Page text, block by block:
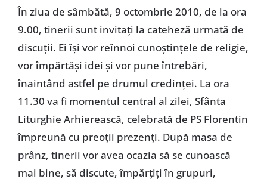
În ziua de sâmbătă, 9 octombrie 2010, de la ora
9.00, tinerii sunt invitaţi la cateheză urmată de
discuţii. Ei îşi vor reînnoi cunoştinţele de religie,
vor împărtăşi idei şi vor pune întrebări,
înaintând astfel pe drumul credinţei. La ora
11.30 va fi momentul central al zilei, Sfânta
Liturghie Arhierească, celebrată de PS Florentin
împreună cu preoţii prezenţi. După masa de
prânz, tinerii vor avea ocazia să se cunoască
mai bine, să discute, împărţiţi în grupuri,